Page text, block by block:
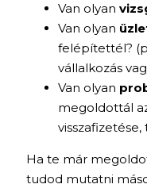
Van olyan
Van olyan
felépítettél?
vállalkozás
Van olyan
megoldottál
visszafizetése,
Ha te már
tudod mutatni